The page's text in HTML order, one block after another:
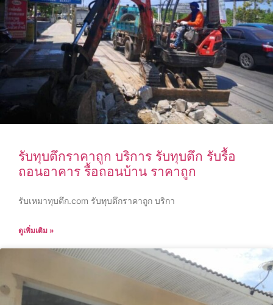
รับทุบตึกราคาถูก บริการ รับทุบตึก รับรื้อ
ถอนอาคาร รื้อถอนบ้าน ราคาถูก
รับเหมาทุบตึก.com รับทุบตึกราคาถูก บริกา
ดูเพิ่มเติม »